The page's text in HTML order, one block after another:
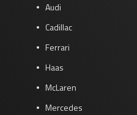
Audi
Cadillac
Ferrari
Haas
McLaren
Mercedes